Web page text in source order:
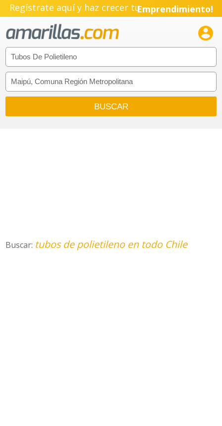
Regístrate aquí y haz crecer tuEmprendimiento!

Buscar: tubos de polietileno en todo Chile